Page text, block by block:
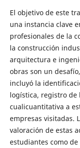
El objetivo de este
una instancia clave
profesionales de la
la construcción
arquitectura e
obras son un
incluyó la
logística, registro de
cualicuantitativa a
empresas visitadas.
valoración de estas
estudiantes como